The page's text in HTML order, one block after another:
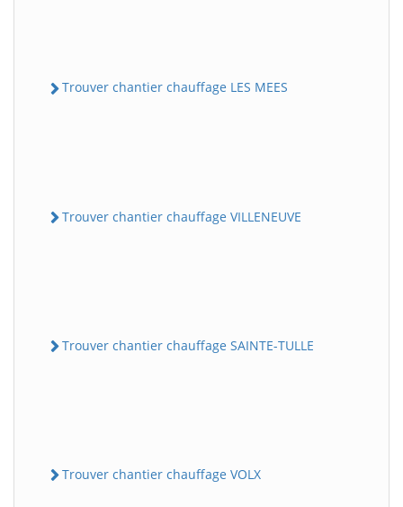
Trouver chantier chauffage LES MEES
Trouver chantier chauffage VILLENEUVE
Trouver chantier chauffage SAINTE-TULLE
Trouver chantier chauffage VOLX